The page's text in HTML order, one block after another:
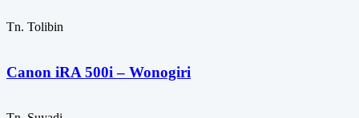
Tn. Tolibin
Canon iRA 500i – Wonogiri